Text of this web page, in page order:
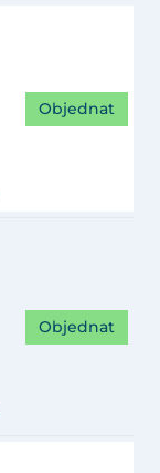
Objednat
Objednat